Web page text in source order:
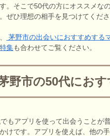
。そこで50代の方にオススメな
ぜひ理想の相手を見つけてくださ
茅野市の出会いにおすすめする
集も合わせてご覧ください。
野市の50代にお
もアプリを使って出会うことが
けです。アプリを使えば、他の